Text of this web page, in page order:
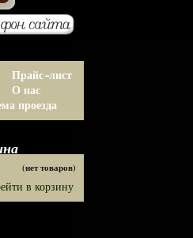
Прайс-лист
О нас
проезда
(нет товаров)
в корзину